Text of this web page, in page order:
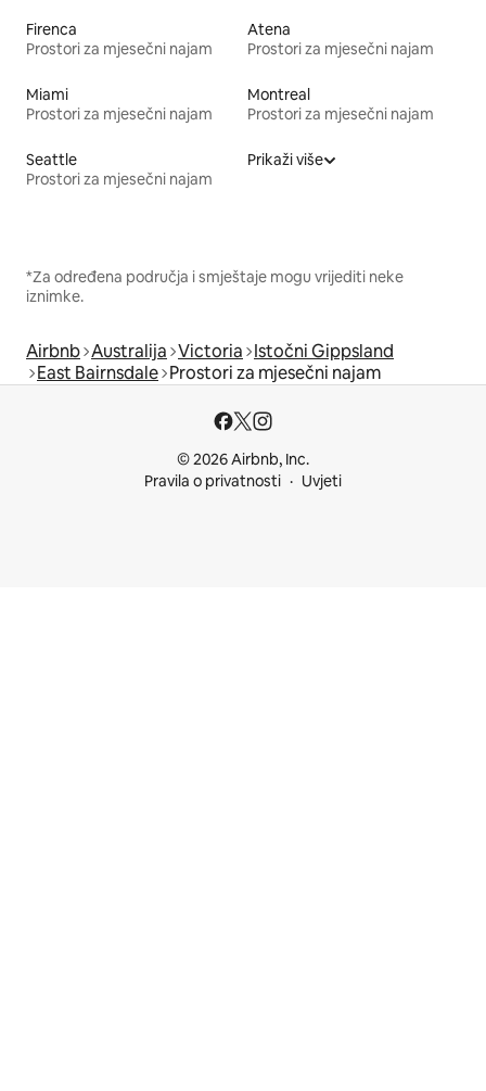
Firenca
Prostori za mjesečni najam
Atena
Prostori za mjesečni najam
Miami
Prostori za mjesečni najam
Montreal
Prostori za mjesečni najam
Seattle
Prostori za mjesečni najam
Prikaži više
*Za određena područja i smještaje mogu vrijediti neke
iznimke.
Airbnb Australija Victoria Istočni Gippsland
East Bairnsdale Prostori za mjesečni najam
© 2026 Airbnb, Inc.
Pravila o privatnosti
Uvjeti